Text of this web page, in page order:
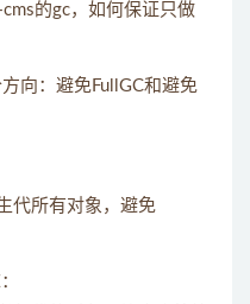
的gc，如何保证只做
向：避免FullGC和避免
代所有对象，避免